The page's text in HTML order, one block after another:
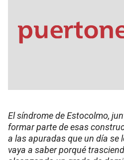
El síndrome de Estocolmo,
formar parte de esas
a las apuradas que un día se
vaya a saber porqué